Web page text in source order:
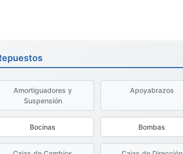
Amortiguadores y
Suspensión
Apoyabrazos
Bocinas Bombas